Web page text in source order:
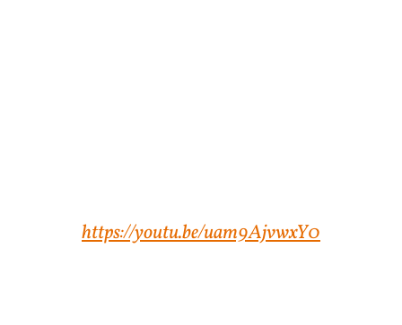
https://youtu.be/uam9AjvwxY0